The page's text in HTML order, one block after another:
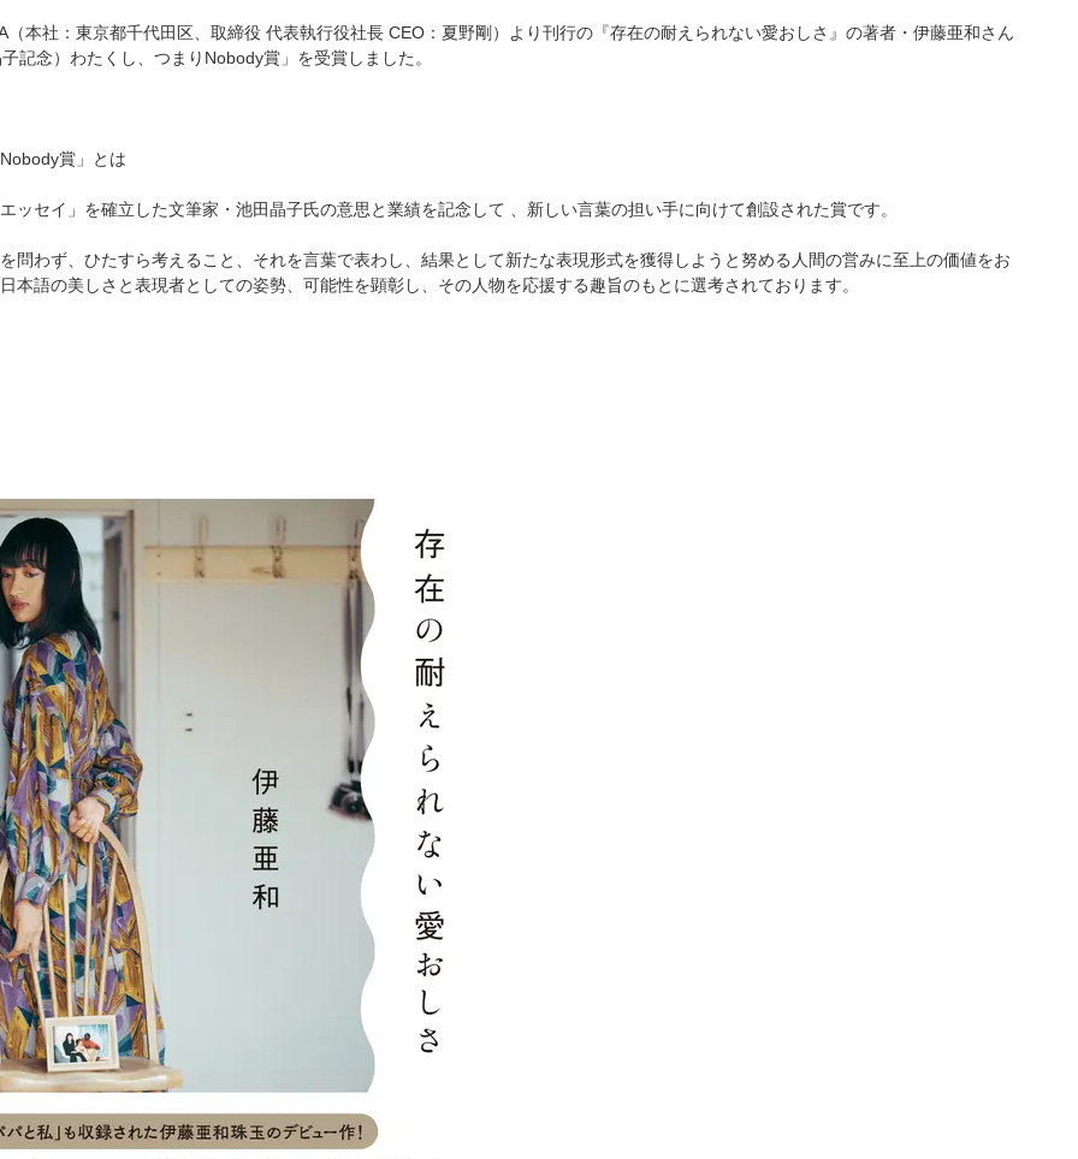
（本社：東京都千代田区、取締役 代表執行役社長 CEO：夏野剛）より刊行の『存在の耐えられない愛おしさ』の著者・伊藤亜和さん
記念）わたくし、つまりNobody賞」を受賞しました。
賞」とは
ッセイ」を確立した文筆家・池田晶子氏の意思と業績を記念して 、新しい言葉の担い手に向けて創設された賞です。
問わず、ひたすら考えること、それを言葉で表わし、結果として新たな表現形式を獲得しようと努める人間の営みに至上の価値をお
本語の美しさと表現者としての姿勢、可能性を顕彰し、その人物を応援する趣旨のもとに選考されております。